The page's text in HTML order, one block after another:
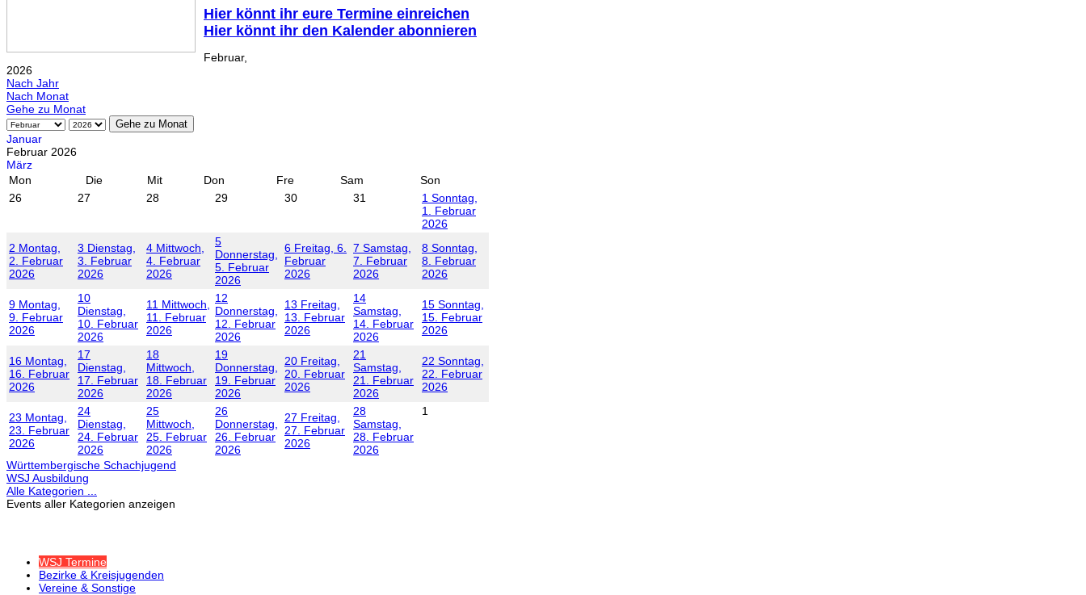
Hier könnt ihr eure Termine einreichen
Hier könnt ihr den Kalender abonnieren
Februar,
2026
Nach Jahr
Nach Monat
Gehe zu Monat
Gehe zu Monat
Januar
Februar 2026
März
Mon
Die Mit Don Fre Sam
Son
26
27 28 29 30 31 1 Sonntag,
1. Februar
2026
2 Montag,
2. Februar
2026
3 Dienstag,
3. Februar
2026
4 Mittwoch,
4. Februar
2026
5
Donnerstag,
5. Februar
2026
6 Freitag, 6.
Februar
2026
7 Samstag,
7. Februar
2026
8 Sonntag,
8. Februar
2026
9 Montag,
9. Februar
2026
10
Dienstag,
10. Februar
2026
11 Mittwoch,
11. Februar
2026
12
Donnerstag,
12. Februar
2026
13 Freitag,
13. Februar
2026
14
Samstag,
14. Februar
2026
15 Sonntag,
15. Februar
2026
16 Montag,
16. Februar
2026
17
Dienstag,
17. Februar
2026
18
Mittwoch,
18. Februar
2026
19
Donnerstag,
19. Februar
2026
20 Freitag,
20. Februar
2026
21
Samstag,
21. Februar
2026
22 Sonntag,
22. Februar
2026
23 Montag,
23. Februar
2026
24
Dienstag,
24. Februar
2026
25
Mittwoch,
25. Februar
2026
26
Donnerstag,
26. Februar
2026
27 Freitag,
27. Februar
2026
28
Samstag,
28. Februar
2026
1
Württembergische Schachjugend
WSJ Ausbildung
Alle Kategorien ...
Events aller Kategorien anzeigen
WSJ Termine
Bezirke & Kreisjugenden
Vereine & Sonstige